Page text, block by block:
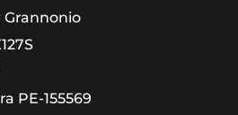
Grannonio
PE-155569